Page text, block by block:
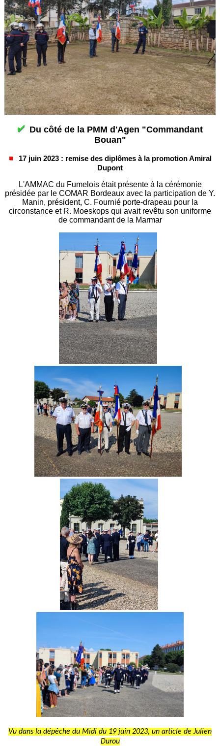
Du côté de la PMM d'Agen "Commandant
Bouan"
17 juin 2023 : remise des diplômes à la promotion Amiral
Dupont
L'AMMAC du Fumelois était présente à la cérémonie
présidée par le COMAR Bordeaux avec la participation de Y.
Manin, président, C. Fournié porte-drapeau pour la
circonstance et R. Moeskops qui avait revêtu son uniforme
de commandant de la Marmar
Vu dans la dépêche du Midi du 19 juin 2023, un article de Julien
Durou